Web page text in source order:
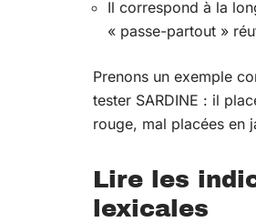
Il correspond à la
« passe-partout »
Prenons un exemple
tester SARDINE : il
rouge, mal placées en
Lire les
lexicales